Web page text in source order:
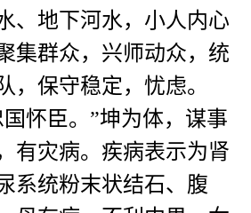
、地下河水，小人内心
集群众，兴师动众，统
，保守稳定，忧虑。
怀臣。”坤为体，谋事
有灾病。疾病表示为肾
系统粉末状结石、腹